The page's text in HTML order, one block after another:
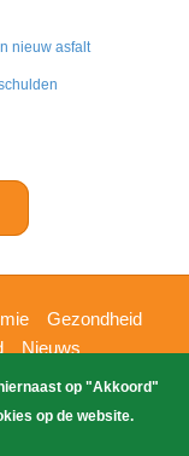
nieuw asfalt
Gezondheid
Nieuws
2026gehost
op "Akkoord"
op de website.